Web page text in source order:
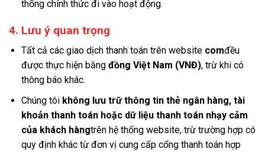
thống chính thức đi vào hoạt động.
4. Lưu ý quan trọng
Tất cả các giao dịch thanh toán trên website comđều
được thực hiện bằng đồng Việt Nam (VNĐ), trừ khi có
thông báo khác.
Chúng tôi không lưu trữ thông tin thẻ ngân hàng, tài
khoản thanh toán hoặc dữ liệu thanh toán nhạy cảm
của khách hàngtrên hệ thống website, trừ trường hợp có
quy định khác từ đơn vị cung cấp cổng thanh toán hợp